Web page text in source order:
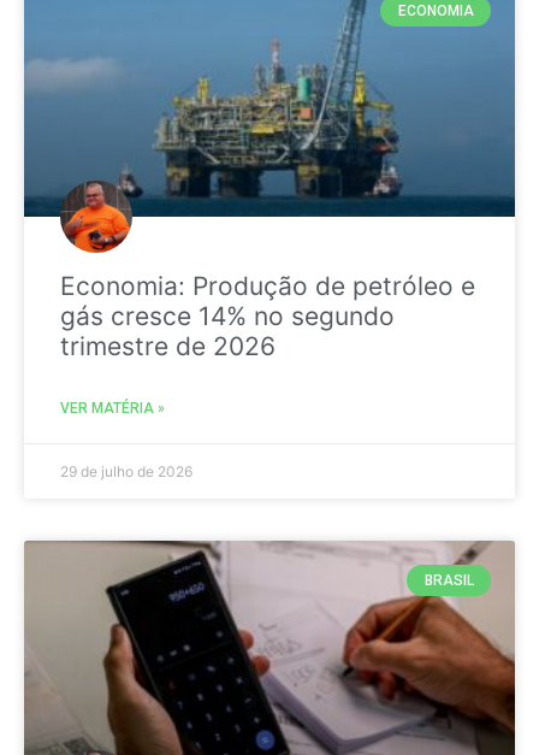
ECONOMIA
Economia: Produção de petróleo e
gás cresce 14% no segundo
trimestre de 2026
VER MATÉRIA »
29 de julho de 2026
BRASIL